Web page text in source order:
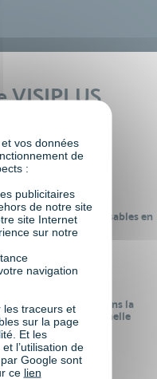
VISIPLUS
des formations réalisables en
digital learning
24 ans d'expérience dans la
formation professionnelle
vos données
de
:
publicitaires
de notre site
site Internet
sur notre
navigation
les traceurs et
sur la page
Et les
l’utilisation de
Google sont
ce lien